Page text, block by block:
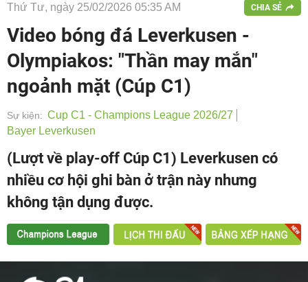
Thứ Tư, ngày 25/02/2026 05:35 AM CHIA SẺ
Video bóng đá Leverkusen -
Olympiakos: "Thần may mắn"
ngoảnh mặt (Cúp C1)
Sự kiện: Cup C1 - Champions League 2026/27
Bayer Leverkusen
(Lượt về play-off Cúp C1) Leverkusen có
nhiều cơ hội ghi bàn ở trận này nhưng
không tận dụng được.